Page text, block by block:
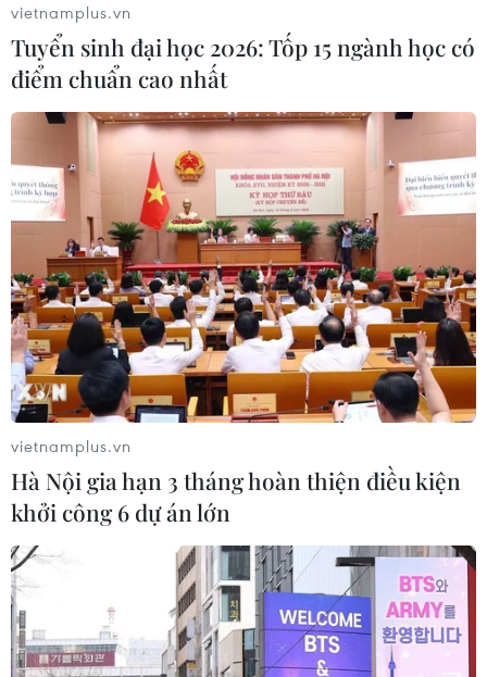
Tạo lợi thế cạnh tranh bền vững cho chuỗi
nông sản, thực phẩm Việt
19/10/2022 14:16
Để đưa hàng hóa vào các hệ thống phân phối lớn của
nước ngoài, DN Việt Nam phải cập nhật thông tin mới
nhất tiêu chuẩn quốc tế về an toàn thực phẩm, xu
hướng tiêu dùng, có kỹ năng quảng bá sản phẩm.
vietnamplus.vn
Tuyển sinh đại học 2026: Tốp 15 ngành học có
điểm chuẩn cao nhất
vietnamplus.vn
Hà Nội gia hạn 3 tháng hoàn thiện điều kiện
khởi công 6 dự án lớn